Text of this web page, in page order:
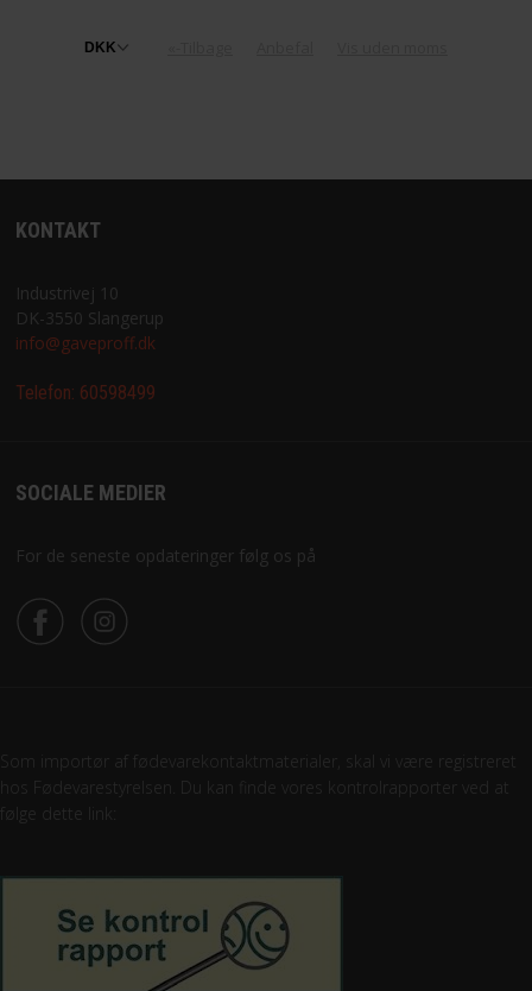
KONTAKT
Industrivej 10
DK-3550 Slangerup
info@gaveproff.dk
Telefon: 60598499
SOCIALE MEDIER
For de seneste opdateringer følg os på
Som importør af fødevarekontaktmaterialer, skal vi være registreret
hos Fødevarestyrelsen. Du kan finde vores kontrolrapporter ved at
følge dette link: